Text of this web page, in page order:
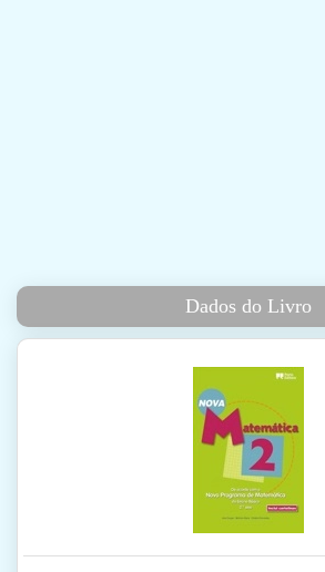
Dados do Livro